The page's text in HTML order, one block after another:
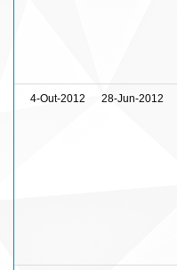
4-Out-2012 28-Jun-2012